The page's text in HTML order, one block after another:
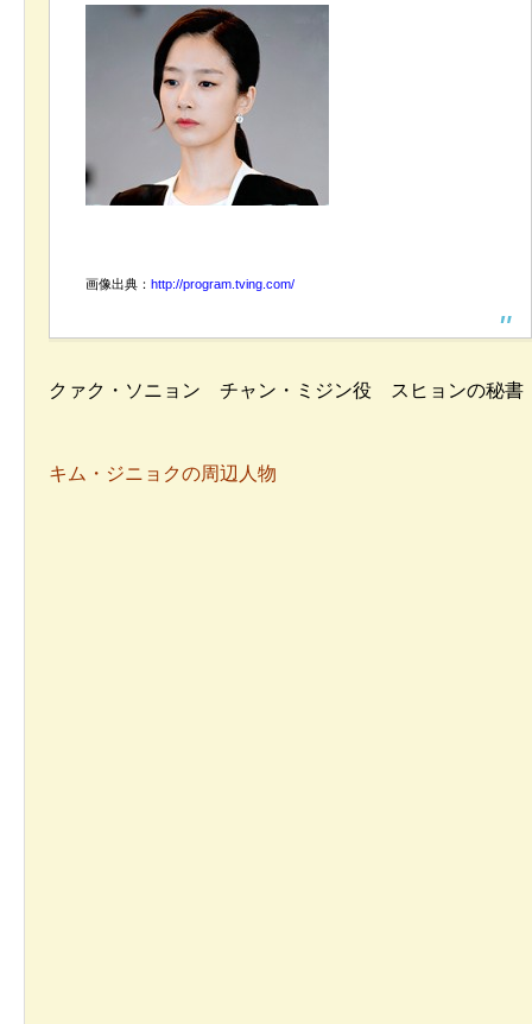
画像出典： http://program.tving.com/
クァク・ソニョン チャン・ミジン役 スヒョンの秘書
キム・ジニョクの周辺人物